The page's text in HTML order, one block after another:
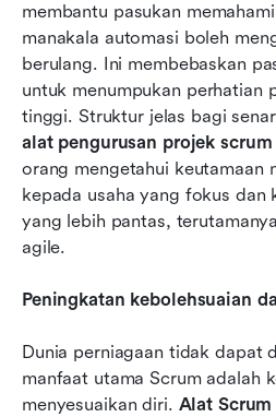
membantu pasukan
manakala automasi boleh
berulang. Ini membebaskan
untuk menumpukan perhatian
alat pengurusan projek scrum
orang mengetahui keutamaan
kepada usaha yang fokus dan
yang lebih pantas,
agile.
Peningkatan kebolehsuaian
Dunia perniagaan tidak dapat
manfaat utama Scrum adalah
menyesuaikan diri. Alat Scrum